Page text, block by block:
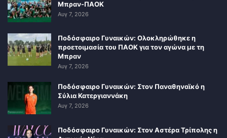
Μπραν-ΠΑΟΚ
Αυγ 7, 2026
Ποδόσφαιρο Γυναικών: Ολοκληρώθηκε η
προετοιμασία του ΠΑΟΚ για τον αγώνα με τη
Μπραν
Αυγ 7, 2026
Ποδόσφαιρο Γυναικών: Στον Παναθηναϊκό η
Σύλια Κατεργιαννάκη
Αυγ 7, 2026
Ποδόσφαιρο Γυναικών: Στον Αστέρα Τρίπολης η